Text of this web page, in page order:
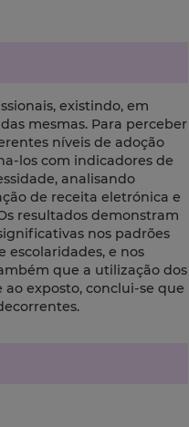
existindo, em
mesmas. Para perceber
níveis de adoção
los com indicadores de
analisando
de receita eletrónica e
resultados demonstram
nos padrões
escolaridades, e nos
que a utilização dos
exposto, conclui-se que